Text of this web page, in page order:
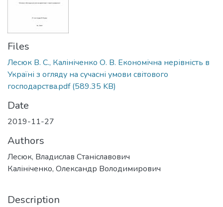
Files
Лесюк В. С., Калініченко О. В. Економічна нерівність в
Україні з огляду на сучасні умови світового
господарства.pdf(589.35 KB)
Date
2019-11-27
Authors
Лесюк, Владислав Станіславович
Калініченко, Олександр Володимирович
Description